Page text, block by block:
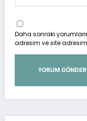
Daha sonraki
adresim ve site